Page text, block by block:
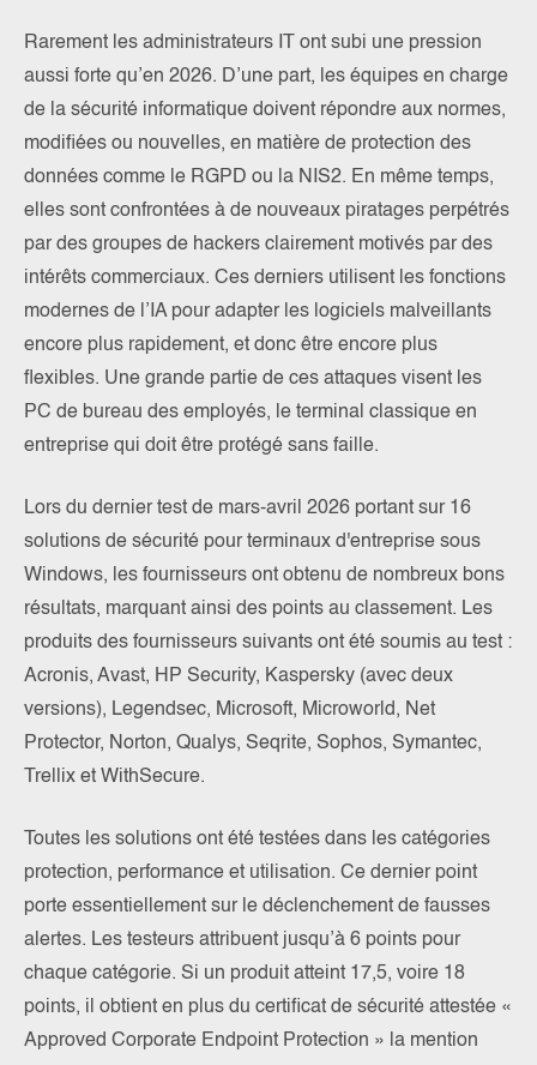
Rarement les administrateurs IT ont subi une pression
aussi forte qu’en 2026. D’une part, les équipes en charge
de la sécurité informatique doivent répondre aux normes,
modifiées ou nouvelles, en matière de protection des
données comme le RGPD ou la NIS2. En même temps,
elles sont confrontées à de nouveaux piratages perpétrés
par des groupes de hackers clairement motivés par des
intérêts commerciaux. Ces derniers utilisent les fonctions
modernes de l’IA pour adapter les logiciels malveillants
encore plus rapidement, et donc être encore plus
flexibles. Une grande partie de ces attaques visent les
PC de bureau des employés, le terminal classique en
entreprise qui doit être protégé sans faille.
Lors du dernier test de mars-avril 2026 portant sur 16
solutions de sécurité pour terminaux d'entreprise sous
Windows, les fournisseurs ont obtenu de nombreux bons
résultats, marquant ainsi des points au classement. Les
produits des fournisseurs suivants ont été soumis au test :
Acronis, Avast, HP Security, Kaspersky (avec deux
versions), Legendsec, Microsoft, Microworld, Net
Protector, Norton, Qualys, Seqrite, Sophos, Symantec,
Trellix et WithSecure.
Toutes les solutions ont été testées dans les catégories
protection, performance et utilisation. Ce dernier point
porte essentiellement sur le déclenchement de fausses
alertes. Les testeurs attribuent jusqu’à 6 points pour
chaque catégorie. Si un produit atteint 17,5, voire 18
points, il obtient en plus du certificat de sécurité attestée «
Approved Corporate Endpoint Protection » la mention